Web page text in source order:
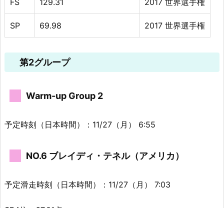
SP 69.98 2017 世界選手権
第2グループ
Warm-up Group 2
予定時刻（日本時間）：11/27（月） 6:55
NO.6 ブレイディ・テネル（アメリカ）
予定滑走時刻（日本時間）：11/27（月） 7:03